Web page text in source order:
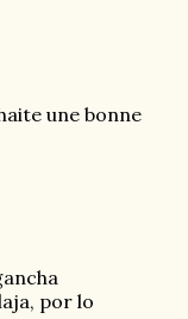
une bonne
por lo